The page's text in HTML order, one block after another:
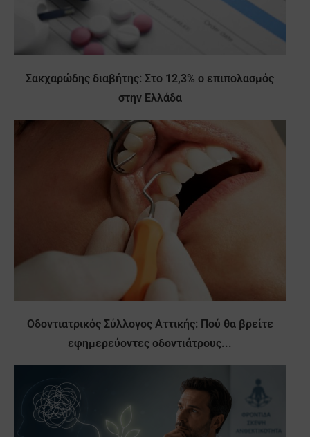
Σακχαρώδης διαβήτης: Στο 12,3% ο επιπολασμός
στην Ελλάδα
Οδοντιατρικός Σύλλογος Αττικής: Πού θα βρείτε
εφημερεύοντες οδοντιάτρους...